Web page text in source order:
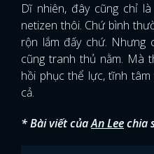
Dĩ nhiên, đây cũng chỉ
netizen thôi. Chứ bình
rộn lắm đấy chứ. Nhưng
cũng tranh thủ nằm. Mà
hồi phục thể lực, tĩnh
cả.
* Bài viết củaAn Leechia